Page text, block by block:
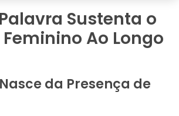
Sustenta o
Ao Longo
da Presença de